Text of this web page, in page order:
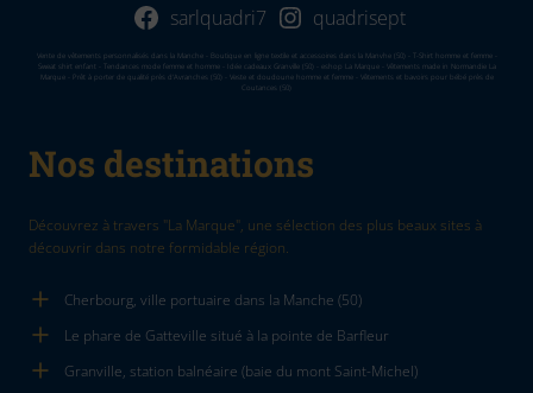
sarlquadri7 quadrisept
Vente de vêtements personnalisés dans la Manche - Boutique en ligne textile et accessoires dans la Manvhe (50) - T-Shirt homme et femme -
Sweat shirt enfant - Tendances mode femme et homme - Idée cadeaux Granville (50) - eshop La Marque - Vêtements made in Normandie La
Marque - Prêt à porter de qualité près d'Avranches (50) - Veste et doudoune homme et femme - Vêtements et bavoirs pour bébé près de
Coutances (50)
Nos destinations
Découvrez à travers "La Marque", une sélection des plus beaux sites à
découvrir dans notre formidable région.
Cherbourg, ville portuaire dans la Manche (50)
Le phare de Gatteville situé à la pointe de Barfleur
Granville, station balnéaire (baie du mont Saint-Michel)